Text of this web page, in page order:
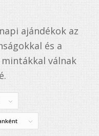
ajándékok az
és a
válnak